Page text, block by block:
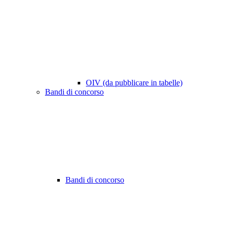
OIV (da pubblicare in tabelle)
Bandi di concorso
Bandi di concorso